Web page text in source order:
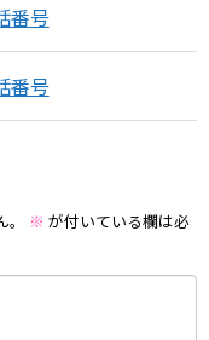
番号
番号
※ が付いている欄は必